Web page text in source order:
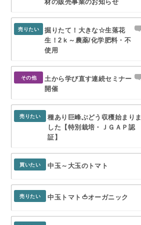
材の販売事業のお知らせ
売りたい
掘りたて！大きな☆生落花
生！2ｋ～農薬/化学肥料・不
使用
その他
土から学び直す連続セミナー
開催
売りたい
種あり巨峰ぶどう収穫始まりま
した【特別栽培・ＪＧＡＰ認
証】
買いたい 中玉～大玉のトマト
売りたい 中玉トマト🍅オーガニック